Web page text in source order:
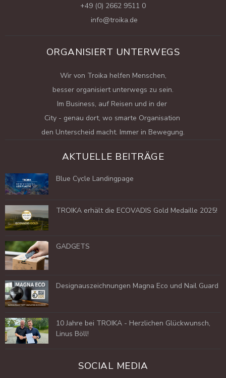
+49 (0) 2662 9511 0
info@troika.de
ORGANISIERT UNTERWEGS
Wir von Troika helfen Menschen,
besser organisiert unterwegs zu sein.
Im Business, auf Reisen und in der
City - genau dort, wo smarte Organisation
den Unterscheid macht. Immer in Bewegung.
AKTUELLE BEITRÄGE
Blue Cycle Landingpage
TROIKA erhält die ECOVADIS Gold Medaille 2025!
GADGETS
Designauszeichnungen Magna Eco und Nail Guard
10 Jahre bei TROIKA - Herzlichen Glückwunsch,
Linus Böll!
SOCIAL MEDIA